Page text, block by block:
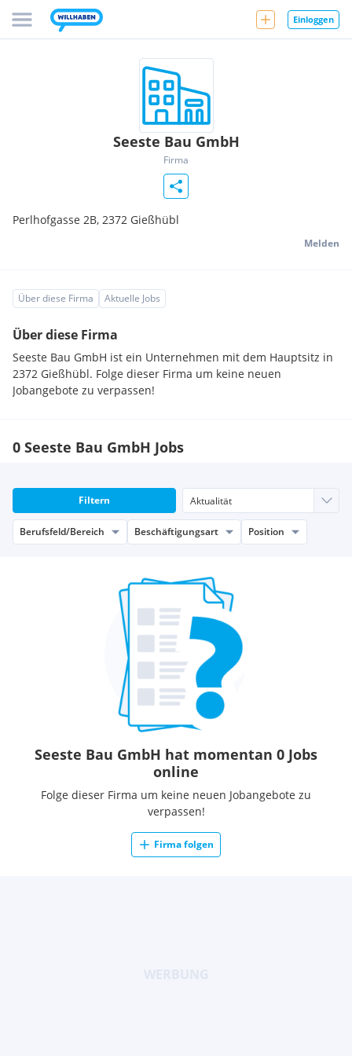
Einloggen
Seeste Bau GmbH
Firma
Perlhofgasse 2B, 2372 Gießhübl
Melden
Über diese Firma Aktuelle Jobs
Über diese Firma
Seeste Bau GmbH ist ein Unternehmen mit dem Hauptsitz in
2372 Gießhübl. Folge dieser Firma um keine neuen
Jobangebote zu verpassen!
0 Seeste Bau GmbH Jobs
Filtern
Berufsfeld/Bereich Beschäftigungsart Position
Seeste Bau GmbH hat momentan 0 Jobs
online
Folge dieser Firma um keine neuen Jobangebote zu
verpassen!
Firma folgen